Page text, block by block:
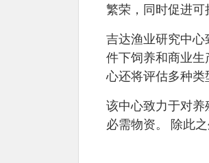
繁荣，同时促进可
吉达渔业研究中
件下饲养和商业
心还将评估多种类
该中心致力于对
必需物资。 除此